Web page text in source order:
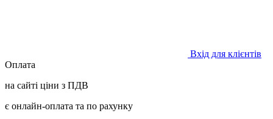
Вхід для клієнтів
Оплата
на сайті ціни з ПДВ
є онлайн-оплата та по рахунку